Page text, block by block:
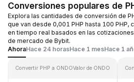
Conversiones populares de
Explora las cantidades de conversión de
que van desde 0,001 PHP hasta 100 PHP,
en tiempo real basados en las
de mercado de Bybit.
AhoraHace 24 horasHace 1 mesHace 1
Convertir PHP a ONDOValor de ONDO